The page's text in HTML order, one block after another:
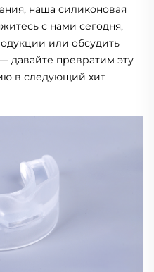
наша силиконовая
с нами сегодня,
или обсудить
давайте превратим эту
в следующий хит